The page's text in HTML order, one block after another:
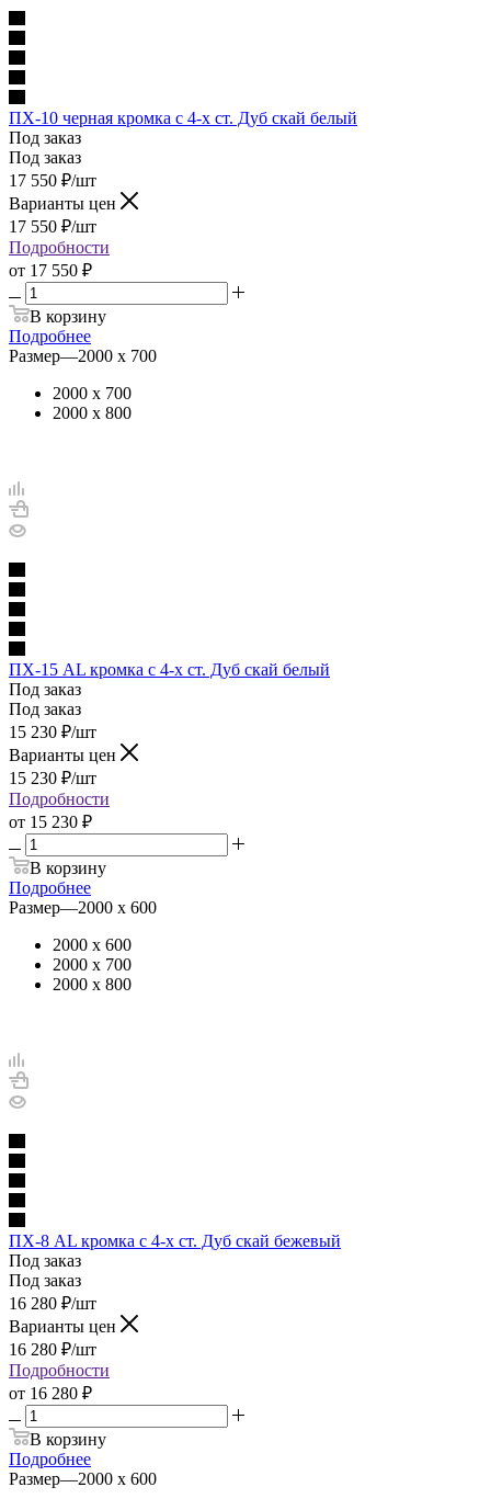
ПХ-10 черная кромка с 4-х ст. Дуб скай белый
Под заказ
Под заказ
17 550 ₽/шт
Варианты цен
17 550 ₽/шт
Подробности
от 17 550 ₽
В корзину
Подробнее
Размер—2000 х 700
2000 х 700
2000 х 800
ПХ-15 AL кромка с 4-х ст. Дуб скай белый
Под заказ
Под заказ
15 230 ₽/шт
Варианты цен
15 230 ₽/шт
Подробности
от 15 230 ₽
В корзину
Подробнее
Размер—2000 х 600
2000 х 600
2000 х 700
2000 х 800
ПХ-8 AL кромка с 4-х ст. Дуб скай бежевый
Под заказ
Под заказ
16 280 ₽/шт
Варианты цен
16 280 ₽/шт
Подробности
от 16 280 ₽
В корзину
Подробнее
Размер—2000 х 600